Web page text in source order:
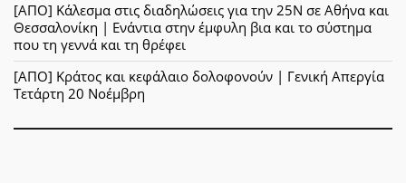
[ΑΠΟ] Κάλεσμα στις διαδηλώσεις για την 25Ν σε Αθήνα και
Θεσσαλονίκη | Ενάντια στην έμφυλη βια και το σύστημα
που τη γεννά και τη θρέφει
[ΑΠΟ] Κράτος και κεφάλαιο δολοφονούν | Γενική Απεργία
Τετάρτη 20 Νοέμβρη